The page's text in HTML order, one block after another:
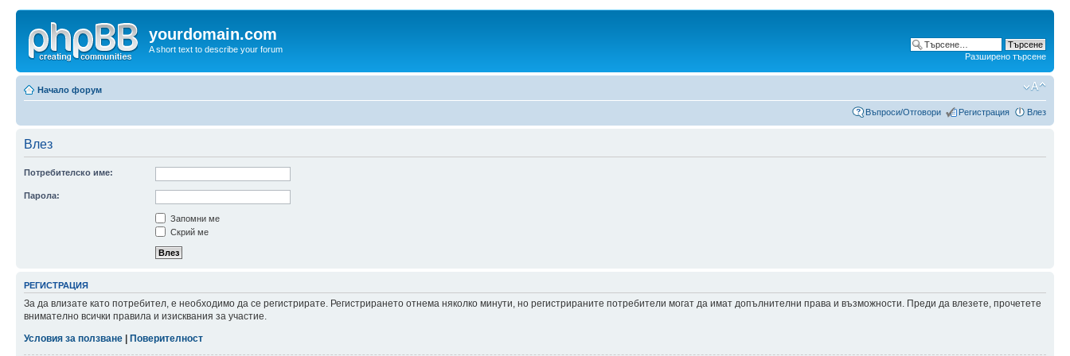
yourdomain.com
A short text to describe your forum
Разширено търсене
Начало форум
Въпроси/Отговори Регистрация Влез
Влез
Потребителско име:
Парола:
Запомни ме
Скрий ме
РЕГИСТРАЦИЯ
За да влизате като потребител, е необходимо да се регистрирате. Регистрирането отнема няколко минути, но регистрираните потребители могат да имат допълнителни права и възможности. Преди да влезете, прочетете
внимателно всички правила и изисквания за участие.
Условия за ползване
Поверителност